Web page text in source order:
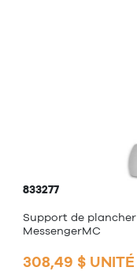
833277
Support de
MessengerMC
308,49 $ UNITÉ